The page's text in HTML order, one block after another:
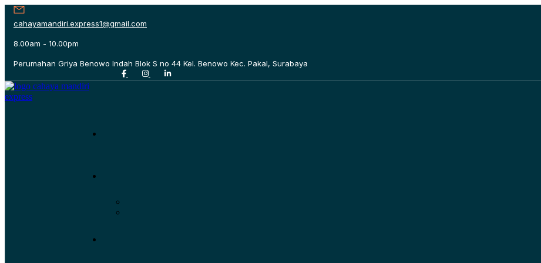
cahayamandiri.express1@gmail.com
8.00am - 10.00pm
Perumahan Griya Benowo Indah Blok S no 44 Kel. Benowo Kec. Pakal, Surabaya